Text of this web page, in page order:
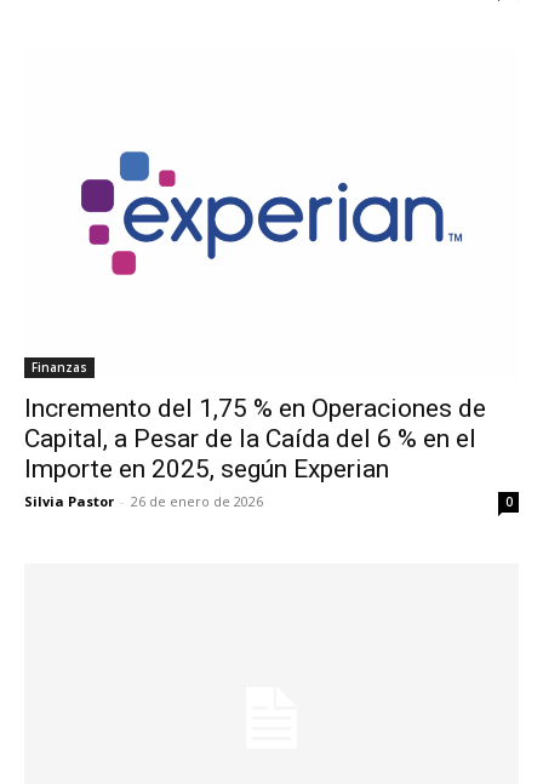
Finanzas
Incremento del 1,75 % en Operaciones de
Capital, a Pesar de la Caída del 6 % en el
Importe en 2025, según Experian
Silvia Pastor - 26 de enero de 2026 0